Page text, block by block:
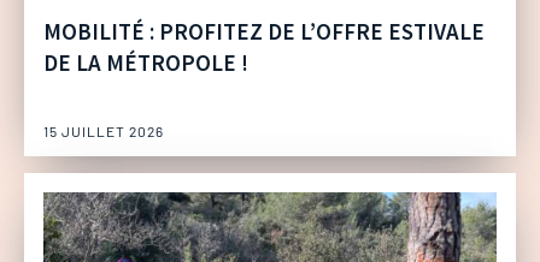
MOBILITÉ : PROFITEZ DE L’OFFRE ESTIVALE
DE LA MÉTROPOLE !
15 JUILLET 2026